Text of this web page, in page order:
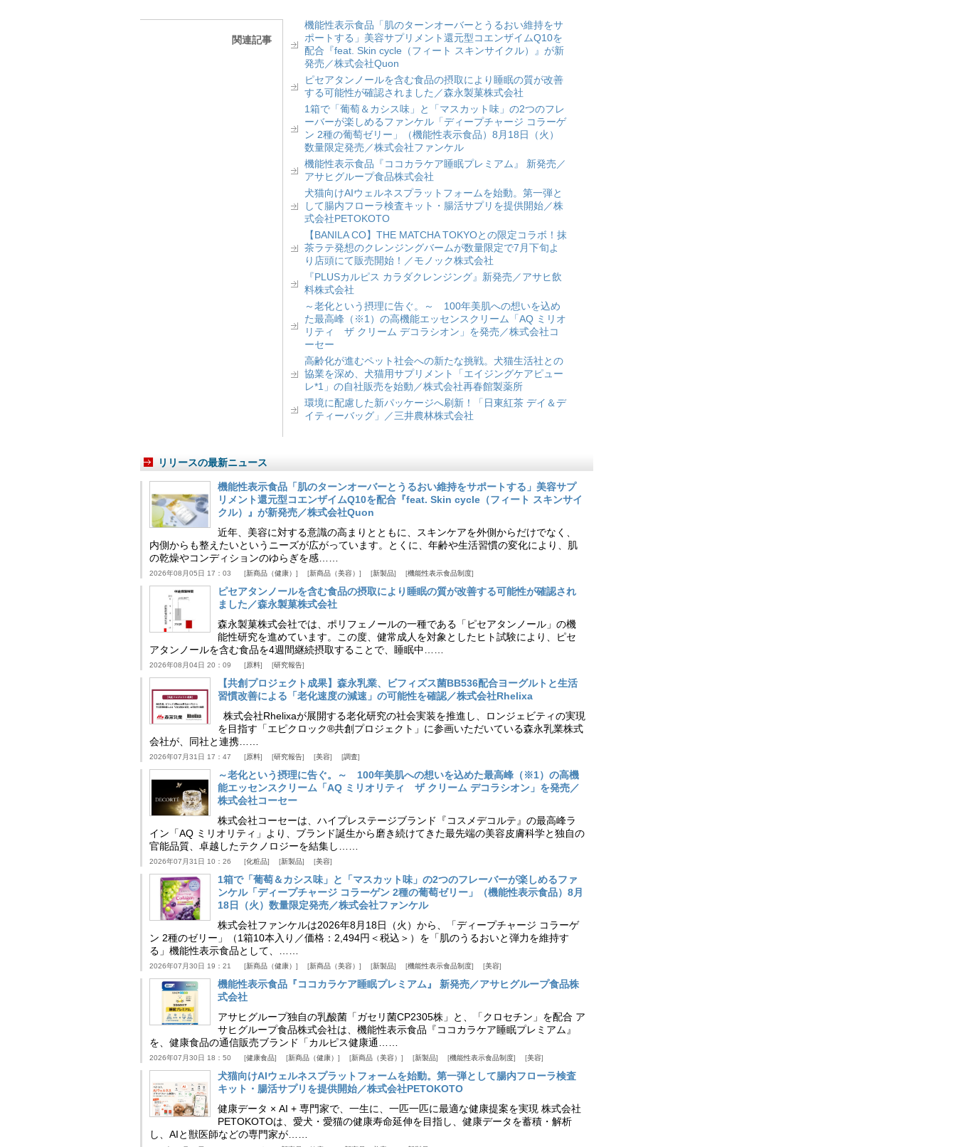
関連記事
機能性表示食品「肌のターンオーバーとうるおい維持をサ
ポートする」美容サプリメント還元型コエンザイムQ10を
配合『feat. Skin cycle（フィート スキンサイクル）』が新
発売／株式会社Quon
ピセアタンノールを含む食品の摂取により睡眠の質が改善
する可能性が確認されました／森永製菓株式会社
1箱で「葡萄＆カシス味」と「マスカット味」の2つのフレ
ーバーが楽しめるファンケル「ディープチャージ コラーゲ
ン 2種の葡萄ゼリー」（機能性表示食品）8月18日（火）
数量限定発売／株式会社ファンケル
機能性表示食品『ココカラケア睡眠プレミアム』 新発売／
アサヒグループ食品株式会社
犬猫向けAIウェルネスプラットフォームを始動。第一弾と
して腸内フローラ検査キット・腸活サプリを提供開始／株
式会社PETOKOTO
【BANILA CO】THE MATCHA TOKYOとの限定コラボ！抹
茶ラテ発想のクレンジングバームが数量限定で7月下旬よ
り店頭にて販売開始！／モノック株式会社
『PLUSカルピス カラダクレンジング』新発売／アサヒ飲
料株式会社
～老化という摂理に告ぐ。～ 100年美肌への想いを込め
た最高峰（※1）の高機能エッセンスクリーム「AQ ミリオ
リティ ザ クリーム デコラシオン」を発売／株式会社コ
ーセー
高齢化が進むペット社会への新たな挑戦。犬猫生活社との
協業を深め、犬猫用サプリメント「エイジングケアピュー
レ*1」の自社販売を始動／株式会社再春館製薬所
環境に配慮した新パッケージへ刷新！「日東紅茶 デイ＆デ
イティーバッグ」／三井農林株式会社
リリースの最新ニュース
機能性表示食品「肌のターンオーバーとうるおい維持をサポートする」美容サプ
リメント還元型コエンザイムQ10を配合『feat. Skin cycle（フィート スキンサイ
クル）』が新発売／株式会社Quon
近年、美容に対する意識の高まりとともに、スキンケアを外側からだけでなく、
内側からも整えたいというニーズが広がっています。とくに、年齢や生活習慣の変化により、肌
の乾燥やコンディションのゆらぎを感……
2026年08月05日 17：03 新商品（健康） 新商品（美容） 新製品 機能性表示食品制度
ピセアタンノールを含む食品の摂取により睡眠の質が改善する可能性が確認され
ました／森永製菓株式会社
森永製菓株式会社では、ポリフェノールの一種である「ピセアタンノール」の機
能性研究を進めています。この度、健常成人を対象としたヒト試験により、ピセ
アタンノールを含む食品を4週間継続摂取することで、睡眠中……
2026年08月04日 20：09 原料 研究報告
【共創プロジェクト成果】森永乳業、ビフィズス菌BB536配合ヨーグルトと生活
習慣改善による「老化速度の減速」の可能性を確認／株式会社Rhelixa
株式会社Rhelixaが展開する老化研究の社会実装を推進し、ロンジェビティの実現
を目指す「エピクロック®共創プロジェクト」に参画いただいている森永乳業株式
会社が、同社と連携……
2026年07月31日 17：47 原料 研究報告 美容 調査
～老化という摂理に告ぐ。～ 100年美肌への想いを込めた最高峰（※1）の高機
能エッセンスクリーム「AQ ミリオリティ ザ クリーム デコラシオン」を発売／
株式会社コーセー
株式会社コーセーは、ハイプレステージブランド『コスメデコルテ』の最高峰ラ
イン「AQ ミリオリティ」より、ブランド誕生から磨き続けてきた最先端の美容皮膚科学と独自の
官能品質、卓越したテクノロジーを結集し……
2026年07月31日 10：26 化粧品 新製品 美容
1箱で「葡萄＆カシス味」と「マスカット味」の2つのフレーバーが楽しめるファ
ンケル「ディープチャージ コラーゲン 2種の葡萄ゼリー」（機能性表示食品）8月
18日（火）数量限定発売／株式会社ファンケル
株式会社ファンケルは2026年8月18日（火）から、「ディープチャージ コラーゲ
ン 2種のゼリー」（1箱10本入り／価格：2,494円＜税込＞）を「肌のうるおいと弾力を維持す
る」機能性表示食品として、……
2026年07月30日 19：21 新商品（健康） 新商品（美容） 新製品 機能性表示食品制度 美容
機能性表示食品『ココカラケア睡眠プレミアム』 新発売／アサヒグループ食品株
式会社
アサヒグループ独自の乳酸菌「ガセリ菌CP2305株」と、「クロセチン」を配合 ア
サヒグループ食品株式会社は、機能性表示食品『ココカラケア睡眠プレミアム』
を、健康食品の通信販売ブランド「カルピス健康通……
2026年07月30日 18：50 健康食品 新商品（健康） 新商品（美容） 新製品 機能性表示食品制度 美容
犬猫向けAIウェルネスプラットフォームを始動。第一弾として腸内フローラ検査
キット・腸活サプリを提供開始／株式会社PETOKOTO
健康データ × AI + 専門家で、一生に、一匹一匹に最適な健康提案を実現 株式会社
PETOKOTOは、愛犬・愛猫の健康寿命延伸を目指し、健康データを蓄積・解析
し、AIと獣医師などの専門家が……